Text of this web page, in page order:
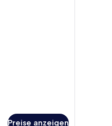
Preise anzeigen